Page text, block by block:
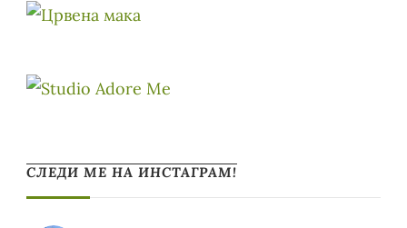
СЛЕДИ МЕ НА ИНСТАГРАМ!